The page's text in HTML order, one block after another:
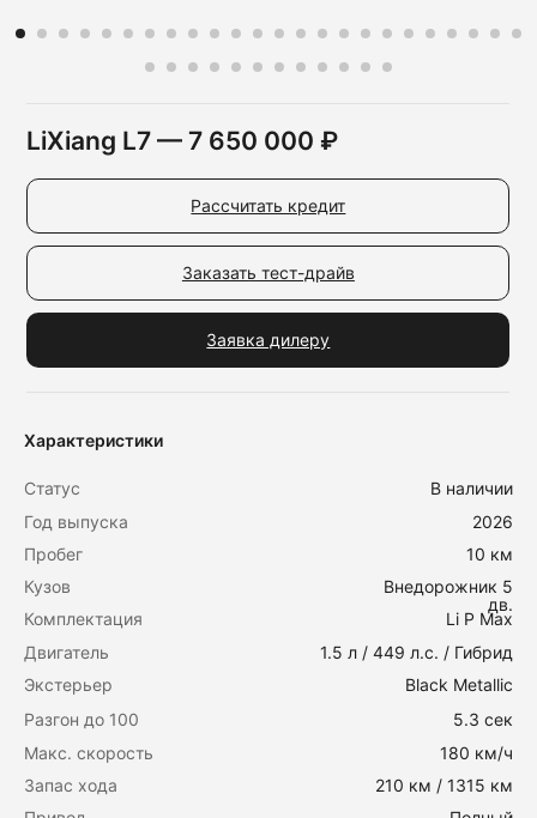
LiXiang L7 — 7 650 000 ₽
Заказать тест-драйв
Заявка дилеру
Заказать тест-драйв
Рассчитать кредит
Рассчитать кредит
5.3 сек
В наличии
Разгон до 100
Статус
180 км/ч
2026
Макс. скорость
Год выпуска
210 км / 1315 км
10 км
Запас хода
Пробег
Li P Max
Комплектация
1.5 л / 449 л.с. / Гибрид
Двигатель
Black Metallic
Экстерьер
Внедорожник 5
дв.
Кузов
Характеристики